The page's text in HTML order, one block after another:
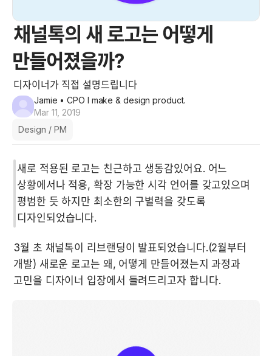
채널톡의 새 로고는 어떻게
만들어졌을까?
디자이너가 직접 설명드립니다
Jamie • CPO I make & design product.
Mar 11, 2019
Design / PM
새로 적용된 로고는 친근하고 생동감있어요. 어느
상황에서나 적용, 확장 가능한 시각 언어를 갖고있으며
평범한 듯 하지만 최소한의 구별력을 갖도록
디자인되었습니다.
3월 초 채널톡이 리브랜딩이 발표되었습니다.(2월부터
개발) 새로운 로고는 왜, 어떻게 만들어졌는지 과정과
고민을 디자이너 입장에서 들려드리고자 합니다.